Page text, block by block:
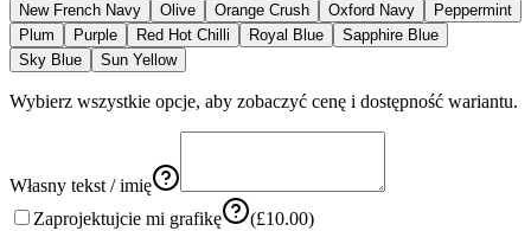
New French Navy
Olive Orange Crush Oxford Navy
Peppermint
Plum
Purple Red Hot Chilli Royal Blue
Sapphire Blue
Sky Blue
Sun Yellow
Wybierz wszystkie opcje, aby zobaczyć cenę i dostępność wariantu.
Własny tekst / imię
Zaprojektujcie mi grafikę
(£10.00)